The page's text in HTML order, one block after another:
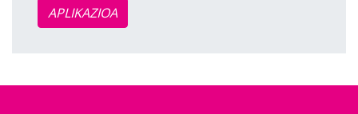
APLIKAZIOA